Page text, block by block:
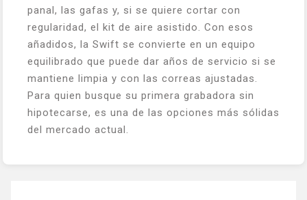
panal, las gafas y, si se quiere cortar con
regularidad, el kit de aire asistido. Con esos
añadidos, la Swift se convierte en un equipo
equilibrado que puede dar años de servicio si se
mantiene limpia y con las correas ajustadas.
Para quien busque su primera grabadora sin
hipotecarse, es una de las opciones más sólidas
del mercado actual.